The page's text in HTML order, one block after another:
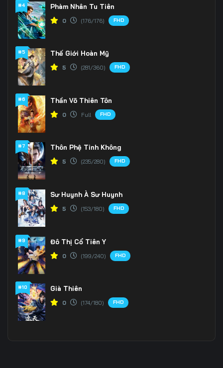
#4 Phàm Nhân Tu Tiên
0 (176/176) FHD
#5 Thế Giới Hoàn Mỹ
5 (281/360) FHD
#6 Thần Võ Thiên Tôn
0 Full FHD
#7 Thôn Phệ Tinh Không
5 (235/280) FHD
#8 Sư Huynh À Sư Huynh
5 (153/180) FHD
#9 Đô Thị Cổ Tiên Y
0 (199/240) FHD
#10 Già Thiên
0 (174/180) FHD